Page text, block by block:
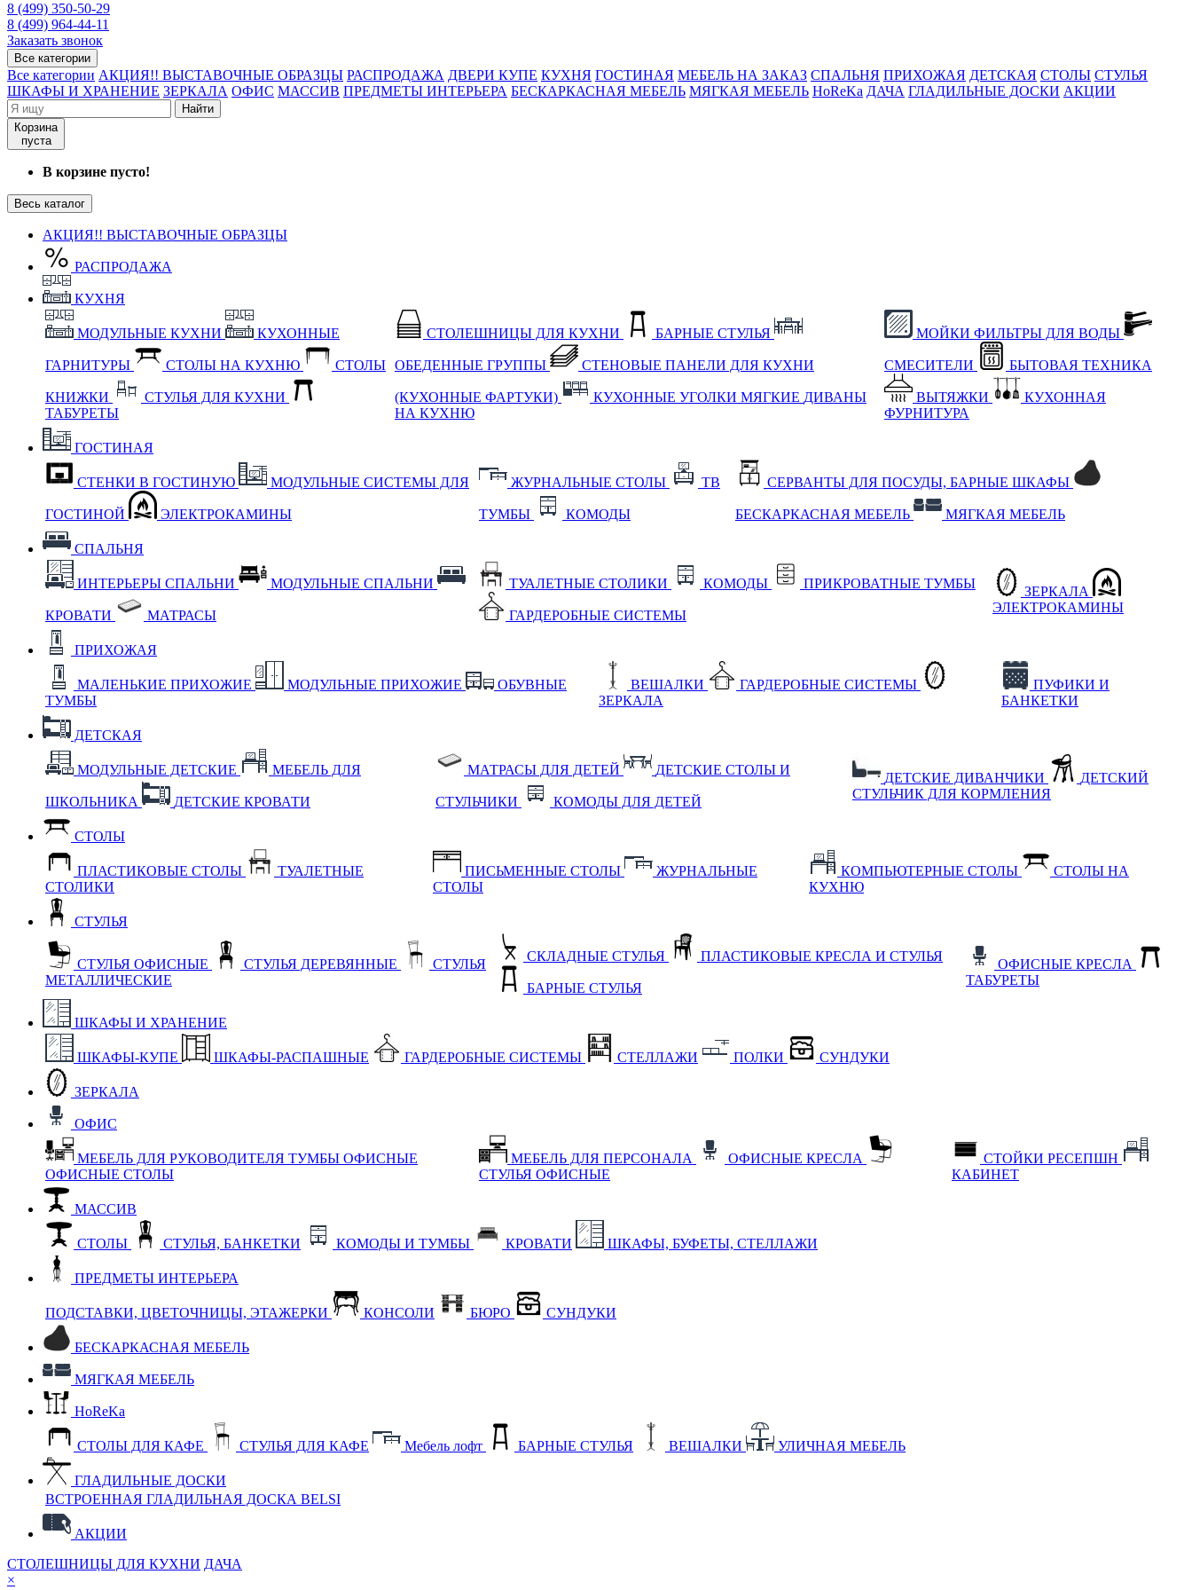
8 (499) 350-50-29
8 (499) 964-44-11
Заказать звонок
Все категории
Все категории АКЦИЯ!! ВЫСТАВОЧНЫЕ ОБРАЗЦЫ РАСПРОДАЖА ДВЕРИ КУПЕ КУХНЯ ГОСТИНАЯ МЕБЕЛЬ НА ЗАКАЗ СПАЛЬНЯ ПРИХОЖАЯ ДЕТСКАЯ СТОЛЫ СТУЛЬЯ
ШКАФЫ И ХРАНЕНИЕ ЗЕРКАЛА ОФИС МАССИВ ПРЕДМЕТЫ ИНТЕРЬЕРА БЕСКАРКАСНАЯ МЕБЕЛЬ МЯГКАЯ МЕБЕЛЬ HoReKa ДАЧА ГЛАДИЛЬНЫЕ ДОСКИ АКЦИИ
Найти
Корзина
пуста
В корзине пусто!
Весь каталог
АКЦИЯ!! ВЫСТАВОЧНЫЕ ОБРАЗЦЫ
РАСПРОДАЖА
КУХНЯ
МОДУЛЬНЫЕ КУХНИ КУХОННЫЕ
ГАРНИТУРЫ СТОЛЫ НА КУХНЮ СТОЛЫ
КНИЖКИ
СТУЛЬЯ ДЛЯ КУХНИ
ТАБУРЕТЫ
СТОЛЕШНИЦЫ ДЛЯ КУХНИ БАРНЫЕ СТУЛЬЯ
ОБЕДЕННЫЕ ГРУППЫ СТЕНОВЫЕ ПАНЕЛИ ДЛЯ КУХНИ
(КУХОННЫЕ ФАРТУКИ) КУХОННЫЕ УГОЛКИ МЯГКИЕ ДИВАНЫ
НА КУХНЮ
МОЙКИ ФИЛЬТРЫ ДЛЯ ВОДЫ
СМЕСИТЕЛИ БЫТОВАЯ ТЕХНИКА
ВЫТЯЖКИ
КУХОННАЯ
ФУРНИТУРА
ГОСТИНАЯ
СТЕНКИ В ГОСТИНУЮ МОДУЛЬНЫЕ СИСТЕМЫ ДЛЯ
ГОСТИНОЙ ЭЛЕКТРОКАМИНЫ
ЖУРНАЛЬНЫЕ СТОЛЫ ТВ
ТУМБЫ КОМОДЫ
СЕРВАНТЫ ДЛЯ ПОСУДЫ, БАРНЫЕ ШКАФЫ
БЕСКАРКАСНАЯ МЕБЕЛЬ МЯГКАЯ МЕБЕЛЬ
СПАЛЬНЯ
ИНТЕРЬЕРЫ СПАЛЬНИ МОДУЛЬНЫЕ СПАЛЬНИ
КРОВАТИ МАТРАСЫ
ТУАЛЕТНЫЕ СТОЛИКИ КОМОДЫ ПРИКРОВАТНЫЕ ТУМБЫ
ГАРДЕРОБНЫЕ СИСТЕМЫ
ЗЕРКАЛА
ЭЛЕКТРОКАМИНЫ
ПРИХОЖАЯ
МАЛЕНЬКИЕ ПРИХОЖИЕ МОДУЛЬНЫЕ ПРИХОЖИЕ
ОБУВНЫЕ
ТУМБЫ
ВЕШАЛКИ
ГАРДЕРОБНЫЕ СИСТЕМЫ
ЗЕРКАЛА
ПУФИКИ И
БАНКЕТКИ
ДЕТСКАЯ
МОДУЛЬНЫЕ ДЕТСКИЕ МЕБЕЛЬ ДЛЯ
ШКОЛЬНИКА ДЕТСКИЕ КРОВАТИ
МАТРАСЫ ДЛЯ ДЕТЕЙ ДЕТСКИЕ СТОЛЫ И
СТУЛЬЧИКИ КОМОДЫ ДЛЯ ДЕТЕЙ
ДЕТСКИЕ ДИВАНЧИКИ
ДЕТСКИЙ
СТУЛЬЧИК ДЛЯ КОРМЛЕНИЯ
СТОЛЫ
ПЛАСТИКОВЫЕ СТОЛЫ
ТУАЛЕТНЫЕ
СТОЛИКИ
ПИСЬМЕННЫЕ СТОЛЫ
ЖУРНАЛЬНЫЕ
СТОЛЫ
КОМПЬЮТЕРНЫЕ СТОЛЫ
СТОЛЫ НА
КУХНЮ
СТУЛЬЯ
СТУЛЬЯ ОФИСНЫЕ СТУЛЬЯ ДЕРЕВЯННЫЕ
СТУЛЬЯ
МЕТАЛЛИЧЕСКИЕ
СКЛАДНЫЕ СТУЛЬЯ ПЛАСТИКОВЫЕ КРЕСЛА И СТУЛЬЯ
БАРНЫЕ СТУЛЬЯ
ОФИСНЫЕ КРЕСЛА
ТАБУРЕТЫ
ШКАФЫ И ХРАНЕНИЕ
ШКАФЫ-КУПЕ ШКАФЫ-РАСПАШНЫЕ ГАРДЕРОБНЫЕ СИСТЕМЫ СТЕЛЛАЖИ ПОЛКИ СУНДУКИ
ЗЕРКАЛА
ОФИС
МЕБЕЛЬ ДЛЯ РУКОВОДИТЕЛЯ ТУМБЫ ОФИСНЫЕ
ОФИСНЫЕ СТОЛЫ
МЕБЕЛЬ ДЛЯ ПЕРСОНАЛА
ОФИСНЫЕ КРЕСЛА
СТУЛЬЯ ОФИСНЫЕ
СТОЙКИ РЕСЕПШН
КАБИНЕТ
МАССИВ
СТОЛЫ СТУЛЬЯ, БАНКЕТКИ КОМОДЫ И ТУМБЫ КРОВАТИ ШКАФЫ, БУФЕТЫ, СТЕЛЛАЖИ
ПРЕДМЕТЫ ИНТЕРЬЕРА
ПОДСТАВКИ, ЦВЕТОЧНИЦЫ, ЭТАЖЕРКИ КОНСОЛИ БЮРО СУНДУКИ
БЕСКАРКАСНАЯ МЕБЕЛЬ
МЯГКАЯ МЕБЕЛЬ
HoReKa
СТОЛЫ ДЛЯ КАФЕ СТУЛЬЯ ДЛЯ КАФЕ Мебель лофт БАРНЫЕ СТУЛЬЯ ВЕШАЛКИ УЛИЧНАЯ МЕБЕЛЬ
ГЛАДИЛЬНЫЕ ДОСКИ
ВСТРОЕННАЯ ГЛАДИЛЬНАЯ ДОСКА BELSI
АКЦИИ
СТОЛЕШНИЦЫ ДЛЯ КУХНИ ДАЧА
×